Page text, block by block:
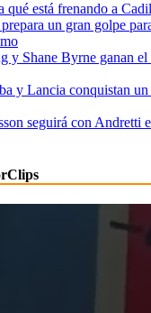
qué está frenando a
un gran golpe
y Shane Byrne ganan
y Lancia conquistan
seguirá con Andretti